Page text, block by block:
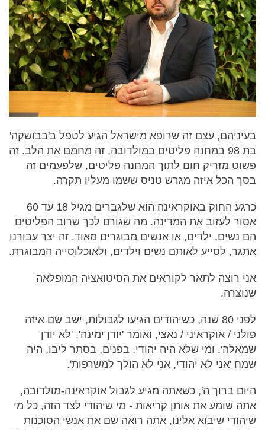
בעיניהם, עצם זה שרופא מישראל הגיע לטפל ב'בבושקה'
בת 98 במחנה פליטים במולדובה, זה מחמם את הלב. זה
פשוט מזריק חום לתוך המחנה פליטים, שלפעמים זה
בסך הכל איזה מגרש טניס ששמו מעליו תקרה.
כרגע החוק באוקראינה הוא שלגברים מגיל 18 עד 60
אסור לעזוב את המדינה. מה שגורם לכך שרוב הפליטים
הם נשים, ילדים, או אנשים מבוגרים מאוד. זה יצר עבורנו
אתגר, לסייע לאותם נשים וילדים, ולאוכלוסייה המבוגרת.
אני רוצה לתאר לקוראים את הסיטואציה המופלאה
שנוצרה.
לפני 80 שנה, כשיהודים הגיעו לגבולות, ישב שם איזה
פולני / אוקראיני / נאצי, ואומר 'יודן ימינה', 'לא יודן
שמאלה'. ומי שלא היה יהודי, בפנים, בסתר ליבו, היה
שמח 'אני לא יהודי, אני לא הולך למשרפות'.
היום ברוך ה', כשאתה מגיע לגבול אוקראינה-מולדובה,
אתה שומע את אותן קריאות - מי שיהודי לצד הזה, כל מי
שיהודי שיבוא אלינו, אתה רואה שם את אנשי הסוכנות